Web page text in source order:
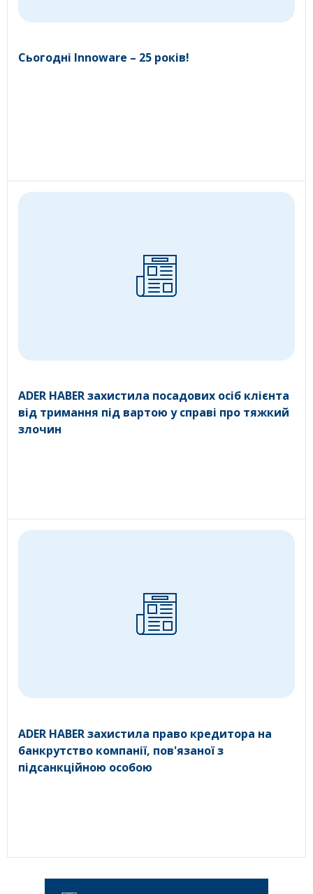
Сьогодні Innoware – 25 років!
ADER HABER захистила посадових осіб клієнта
від тримання під вартою у справі про тяжкий
злочин
ADER HABER захистила право кредитора на
банкрутство компанії, пов'язаної з
підсанкційною особою